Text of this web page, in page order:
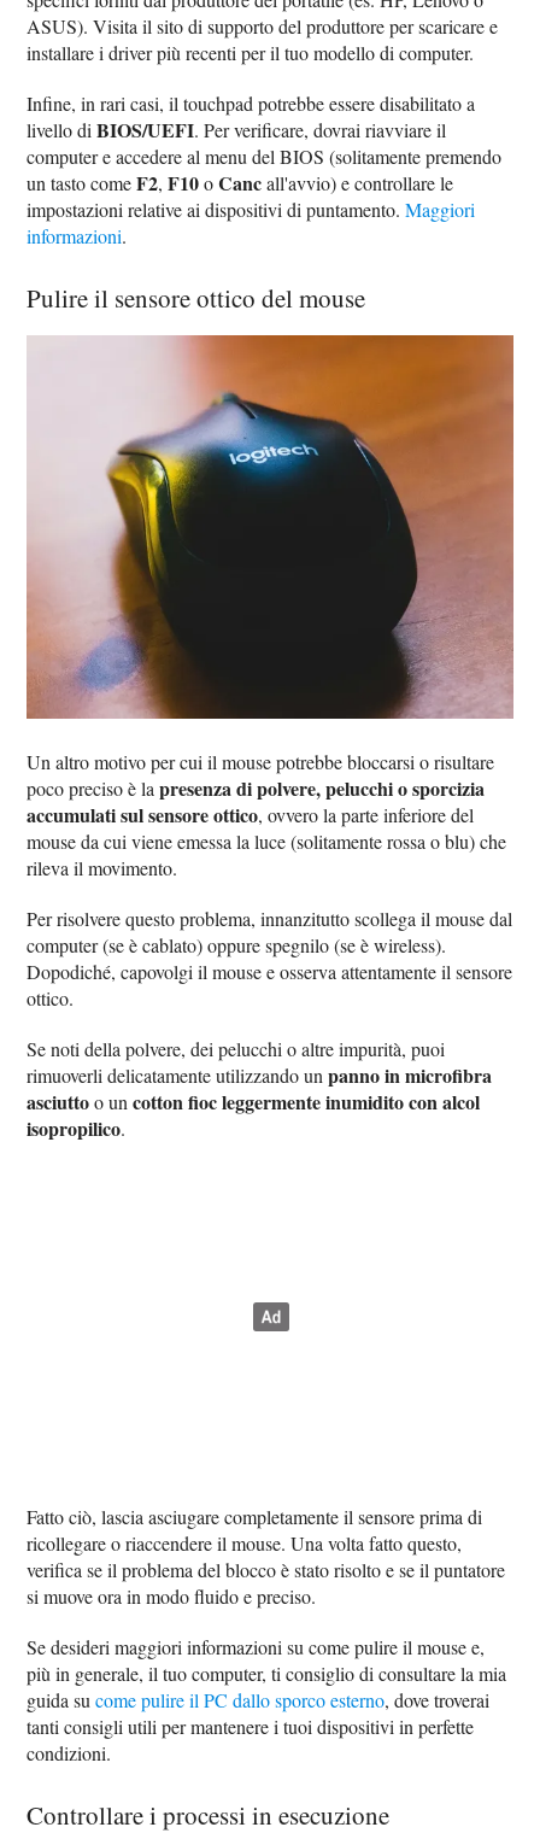
ASUS). Visita il sito di supporto del produttore per scaricare e
installare i driver più recenti per il tuo modello di computer.
Infine, in rari casi, il touchpad potrebbe essere disabilitato a
livello diBIOS/UEFI. Per verificare, dovrai riavviare il
computer e accedere al menu del BIOS (solitamente premendo
un tasto comeF2,F10oCancall'avvio) e controllare le
impostazioni relative ai dispositivi di puntamento.Maggiori
informazioni.
Pulire il sensore ottico del mouse
Un altro motivo per cui il mouse potrebbe bloccarsi o risultare
poco preciso è lapresenza di polvere, pelucchi o sporcizia
accumulati sul sensore ottico, ovvero la parte inferiore del
mouse da cui viene emessa la luce (solitamente rossa o blu) che
rileva il movimento.
Per risolvere questo problema, innanzitutto scollega il mouse dal
computer (se è cablato) oppure spegnilo (se è wireless).
Dopodiché, capovolgi il mouse e osserva attentamente il sensore
ottico.
Se noti della polvere, dei pelucchi o altre impurità, puoi
rimuoverli delicatamente utilizzando unpanno in microfibra
asciuttoo uncotton fioc leggermente inumidito con alcol
isopropilico.
Fatto ciò, lascia asciugare completamente il sensore prima di
ricollegare o riaccendere il mouse. Una volta fatto questo,
verifica se il problema del blocco è stato risolto e se il puntatore
si muove ora in modo fluido e preciso.
Se desideri maggiori informazioni su come pulire il mouse e,
più in generale, il tuo computer, ti consiglio di consultare la mia
guida sucome pulire il PC dallo sporco esterno, dove troverai
tanti consigli utili per mantenere i tuoi dispositivi in perfette
condizioni.
Controllare i processi in esecuzione